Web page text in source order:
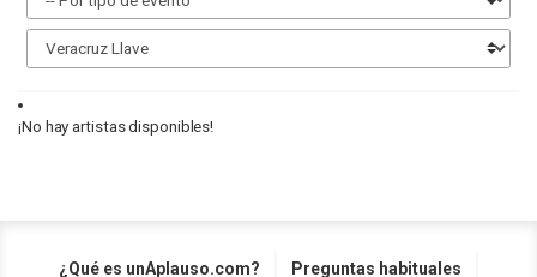
¡No hay artistas disponibles!
¿Qué es unAplauso.com?
Preguntas habituales